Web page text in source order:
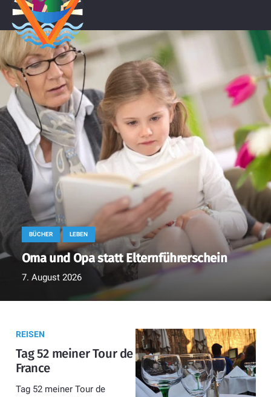
BÜCHER LEBEN
Oma und Opa statt Elternführerschein
7. August 2026
REISEN
Tag 52 meiner Tour de
France
Tag 52 meiner Tour de